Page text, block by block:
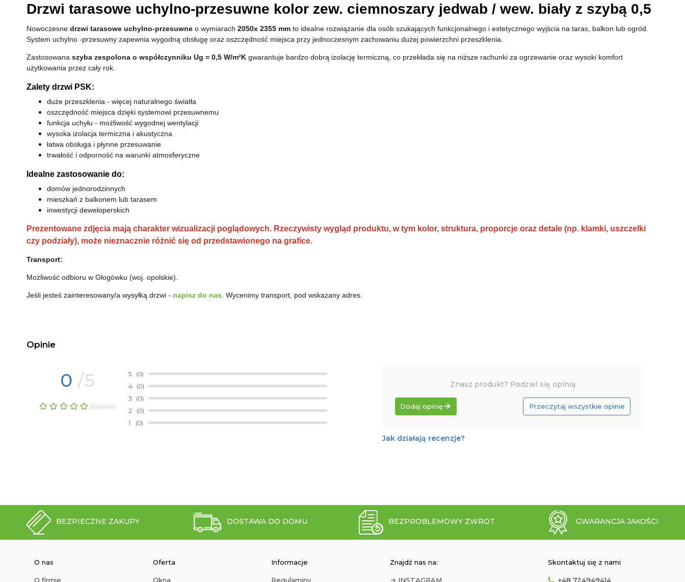
Drzwi tarasowe uchylno-przesuwne kolor zew. ciemnoszary jedwab / wew. biały z szybą 0,5
Nowoczesne drzwi tarasowe uchylno-przesuwne o wymiarach 2050x 2355 mm to idealne rozwiązanie dla osób szukających funkcjonalnego i estetycznego wyjścia na taras, balkon lub ogród.
System uchylno -przesuwny zapewnia wygodną obsługę oraz oszczędność miejsca przy jednoczesnym zachowaniu dużej powierzchni przeszklenia.
Zastosowana szyba zespolona o współczynniku Ug = 0,5 W/m²K gwarantuje bardzo dobrą izolację termiczną, co przekłada się na niższe rachunki za ogrzewanie oraz wysoki komfort
użytkowania przez cały rok.
Zalety drzwi PSK:
duże przeszklenia - więcej naturalnego światła
oszczędność miejsca dzięki systemowi przesuwnemu
funkcja uchyłu - możliwość wygodnej wentylacji
wysoka izolacja termiczna i akustyczna
łatwa obsługa i płynne przesuwanie
trwałość i odporność na warunki atmosferyczne
Idealne zastosowanie do:
domów jednorodzinnych
mieszkań z balkonem lub tarasem
inwestycji deweloperskich
Prezentowane zdjęcia mają charakter wizualizacji poglądowych. Rzeczywisty wygląd produktu, w tym kolor, struktura, proporcje oraz detale (np. klamki, uszczelki
czy podziały), może nieznacznie różnić się od przedstawionego na grafice.
Transport:
Możliwość odbioru w Głogówku (woj. opolskie).
Jeśli jesteś zainteresowany/a wysyłką drzwi - napisz do nas . Wycenimy transport, pod wskazany adres.
Opinie
0 /5
(0 opinii)
5
(0)
4 (0)
3
(0)
2
(0)
1
(0)
Znasz produkt? Podziel się opinią
Dodaj opinię Przeczytaj wszystkie opinie
Jak działają recenzje?
BEZPIECZNE ZAKUPY DOSTAWA DO DOMU BEZPROBLEMOWY ZWROT GWARANCJA JAKOŚCI
O nas
O firmie
Oferta
Okna
Informacje
Regulaminy
Znajdź nas na:
→ INSTAGRAM
Skontaktuj się z nami
+48 724949414